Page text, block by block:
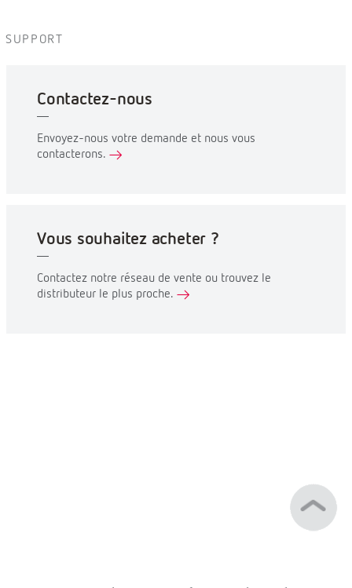
SUPPORT
Contactez-nous
Envoyez-nous votre demande et nous vous
contacterons.
Vous souhaitez acheter ?
Contactez notre réseau de vente ou trouvez le
distributeur le plus proche.